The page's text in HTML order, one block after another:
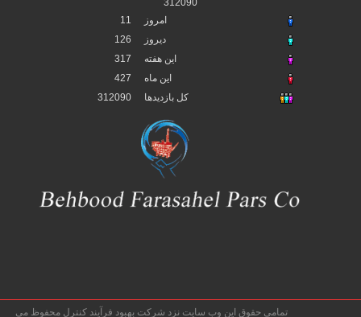
امروز
11
دیروز
126
این هفته
317
این ماه
427
کل بازدیدها
312090
تمامی حقوق این وب سایت نزد شرکت بهبود فرآیند کنترل محفوظ می